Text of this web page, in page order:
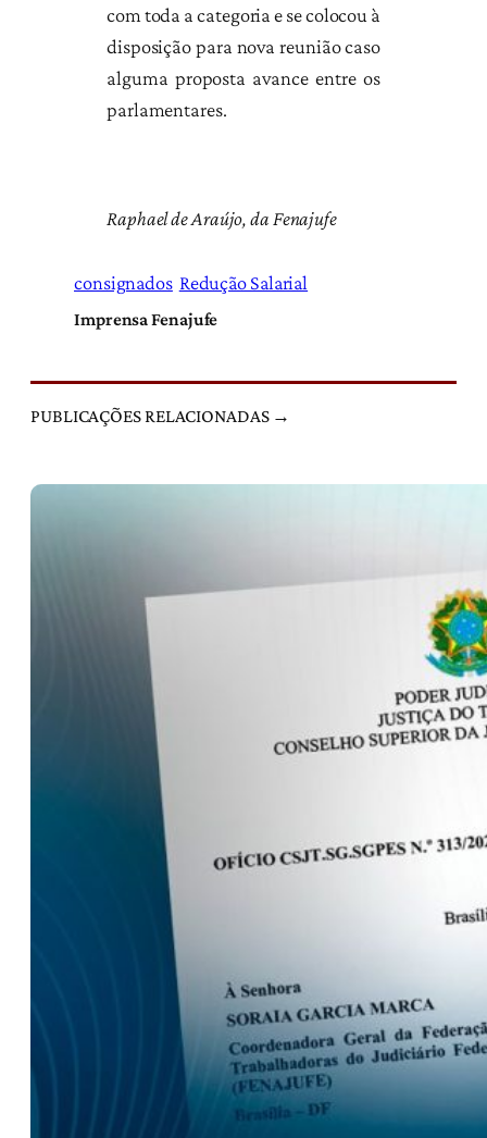
com toda a categoria e se colocou à
disposição para nova reunião caso
alguma proposta avance entre os
parlamentares.
Raphael de Araújo, da Fenajufe
consignados Redução Salarial
Imprensa Fenajufe
PUBLICAÇÕES RELACIONADAS →